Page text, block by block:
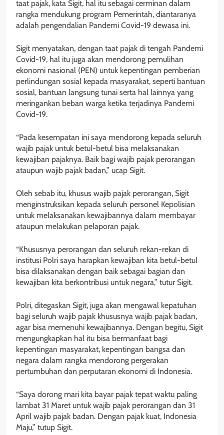
taat pajak, kata Sigit, hal itu sebagai cerminan dalam
rangka mendukung program Pemerintah, diantaranya
adalah pengendalian Pandemi Covid-19 dewasa ini.
Sigit menyatakan, dengan taat pajak di tengah Pandemi
Covid-19, hal itu juga akan mendorong pemulihan
ekonomi nasional (PEN) untuk kepentingan pemberian
perlindungan sosial kepada masyarakat, seperti bantuan
sosial, bantuan langsung tunai serta hal lainnya yang
meringankan beban warga ketika terjadinya Pandemi
Covid-19.
“Pada kesempatan ini saya mendorong kepada seluruh
wajib pajak untuk betul-betul bisa melaksanakan
kewajiban pajaknya. Baik bagi wajib pajak perorangan
ataupun wajib pajak badan,” ucap Sigit.
Oleh sebab itu, khusus wajib pajak perorangan, Sigit
menginstruksikan kepada seluruh personel Kepolisian
untuk melaksanakan kewajibannya dalam membayar
ataupun melakukan pelaporan pajak.
“Khususnya perorangan dan seluruh rekan-rekan di
institusi Polri saya harapkan kewajiban kita betul-betul
bisa dilaksanakan dengan baik sebagai bagian dan
kewajiban kita berkontribusi untuk negara,” tutur Sigit.
Polri, ditegaskan Sigit, juga akan mengawal kepatuhan
bagi seluruh wajib pajak khususnya wajib pajak badan,
agar bisa memenuhi kewajibannya. Dengan begitu, Sigit
mengungkapkan hal itu bisa bermanfaat bagi
kepentingan masyarakat, kepentingan bangsa dan
negara dalam rangka mendorong pergerakan
pertumbuhan dan perputaran ekonomi di Indonesia.
“Saya dorong mari kita bayar pajak tepat waktu paling
lambat 31 Maret untuk wajib pajak perorangan dan 31
April wajib pajak badan. Dengan pajak kuat, Indonesia
Maju,” tutup Sigit.